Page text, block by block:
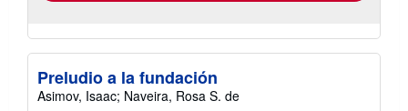
Preludio a la fundación
Asimov, Isaac; Naveira, Rosa S. de